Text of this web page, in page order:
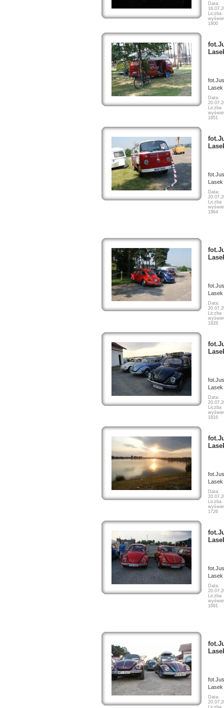
Data:
Liczba
1800
Lasek
Data:
Liczba
1851
Lasek
Data:
Liczba
1864
Lasek
Data:
Liczba
1828
Lasek
Data:
Liczba
1816
Lasek
Data:
Liczba
1726
Lasek
Data:
Liczba
1691
Lasek
Data:
Liczba